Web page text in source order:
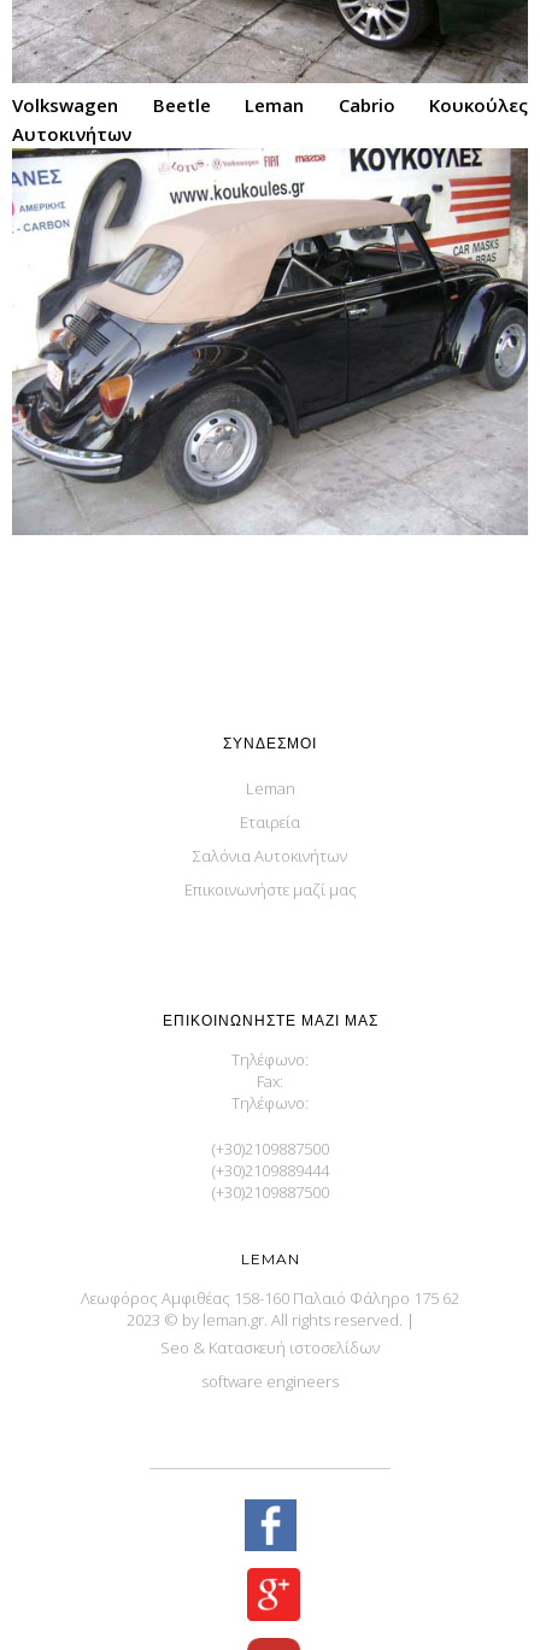
Volkswagen Beetle Leman Cabrio Κουκούλες
Αυτοκινήτων
ΣΎΝΔΕΣΜΟΙ
Leman
Εταιρεία
Σαλόνια Αυτοκινήτων
Επικοινωνήστε μαζί μας
ΕΠΙΚΟΙΝΩΝΉΣΤΕ ΜΑΖΊ ΜΑΣ
Τηλέφωνο:
Fax:
Τηλέφωνο:
(+30)2109887500
(+30)2109889444
(+30)2109887500
LEMAN
Λεωφόρος Αμφιθέας 158-160 Παλαιό Φάληρο 175 62
2023 © by leman.gr. All rights reserved. |
Seo & Κατασκευή ιστοσελίδων
software engineers